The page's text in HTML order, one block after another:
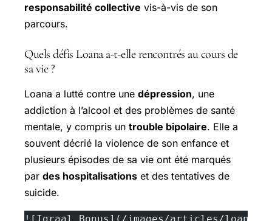
responsabilité collective vis-à-vis de son
parcours.
Quels défis Loana a-t-elle rencontrés au cours de
sa vie ?
Loana a lutté contre une dépression, une
addiction à l’alcool et des problèmes de santé
mentale, y compris un trouble bipolaire. Elle a
souvent décrié la violence de son enfance et
plusieurs épisodes de sa vie ont été marqués
par des hospitalisations et des tentatives de
suicide.
![Igraal Bonus](/images/articles/loana-